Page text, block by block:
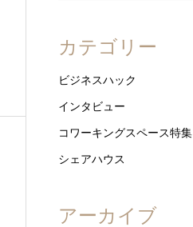
カテゴリー
ビジネスハック
インタビュー
コワーキングスペース特集
シェアハウス
アーカイブ